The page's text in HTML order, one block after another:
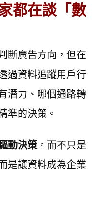
都在談「數
斷廣告方向，但在
過資料追蹤用戶行
潛力、哪個通路轉
準的決策。
動決策 。而不只是
是讓資料成為企業